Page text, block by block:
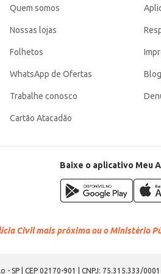
Quem somos
Nossas lojas
Folhetos
WhatsApp de Ofertas
Trabalhe conosco
Cartão Atacadão
Baixe o aplicativo Meu
Civil mais próxima ou o Ministério
SP | CEP 02170-901 | CNPJ: 75.315.333/